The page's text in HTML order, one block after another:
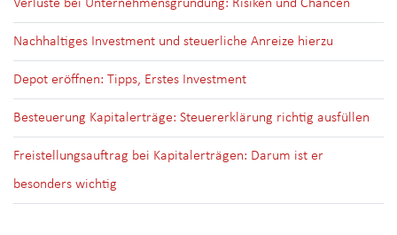
Verluste bei Unternehmensgründung: Risiken und Chancen
Nachhaltiges Investment und steuerliche Anreize hierzu
Depot eröffnen: Tipps, Erstes Investment
Besteuerung Kapitalerträge: Steuererklärung richtig ausfüllen
Freistellungsauftrag bei Kapitalerträgen: Darum ist er
besonders wichtig